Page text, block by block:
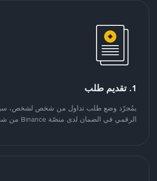
1. تقديم طلب
بمُجرّد وضع طلب تداول من شخص لشخص،
الرقمي في الضمان لدى منصّة Binance من شخص لشخص.